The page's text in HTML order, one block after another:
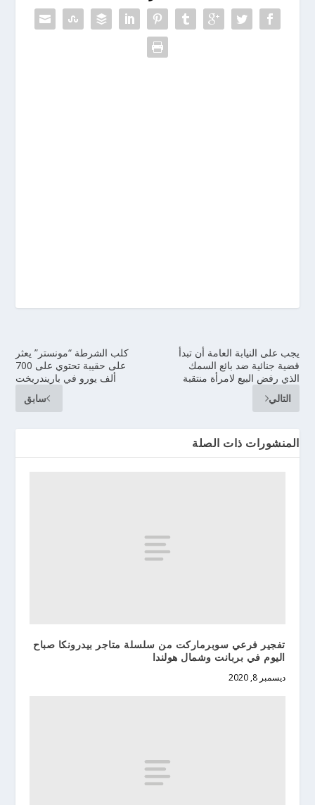
كلب الشرطة “مونستر” يعثر
على حقيبة تحتوي على 700
ألف يورو في باريندريخت
سابق
يجب على النيابة العامة أن تبدأ
قضية جنائية ضد بائع السمك
الذي رفض البيع لامرأة منتقبة
التالي
المنشورات ذات الصلة
تفجير فرعي سوبرماركت من سلسلة متاجر بيدرونكا صباح
اليوم في بربانت وشمال هولندا
ديسمبر 8, 2020